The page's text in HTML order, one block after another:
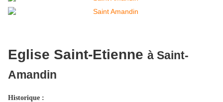
Eglise Saint-Etienne à Saint-
Amandin
Historique :